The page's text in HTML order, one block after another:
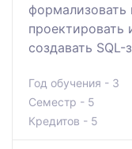
формализовать
создавать SQL-
Год обучения - 3
Семестр - 5
Кредитов - 5